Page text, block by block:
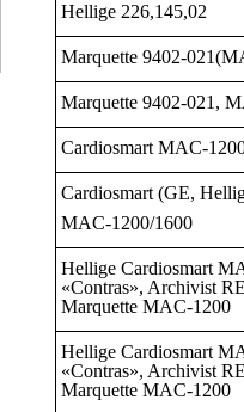
Hellige 226,145,02
Marquette 9402-
Marquette 9402-021,
Cardiosmart MAC-
Cardiosmart (GE,
MAC-1200/1600
Hellige Cardiosmart
«Contras», Archivist
Marquette MAC-1200
Hellige Cardiosmart
«Contras», Archivist
Marquette MAC-1200